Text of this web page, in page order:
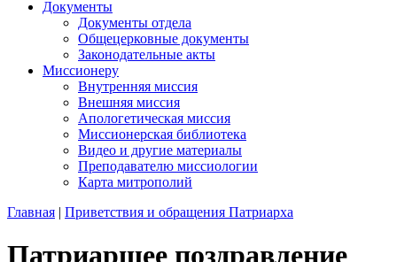
Документы
Документы отдела
Общецерковные документы
Законодательные акты
Миссионеру
Внутренняя миссия
Внешняя миссия
Апологетическая миссия
Миссионерская библиотека
Видео и другие материалы
Преподавателю миссиологии
Карта митрополий
Главная | Приветствия и обращения Патриарха
Патриаршее поздравление